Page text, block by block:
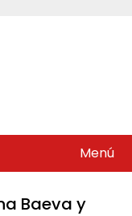
Menú
Baeva y